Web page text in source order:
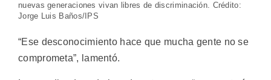
nuevas generaciones vivan libres de discriminación. Crédito:
Jorge Luis Baños/IPS
“Ese desconocimiento hace que mucha gente no se
comprometa”, lamentó.